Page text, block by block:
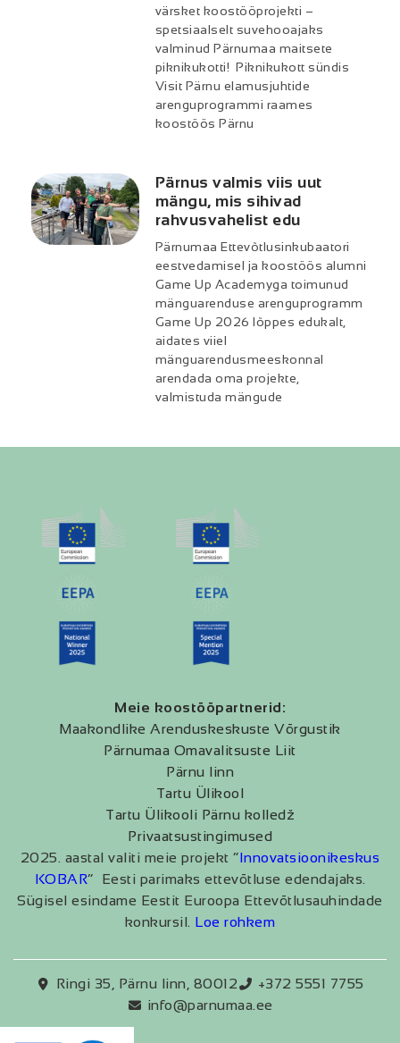
värsket koostööprojekti –
spetsiaalselt suvehooajaks
valminud Pärnumaa maitsete
piknikukotti! Piknikukott sündis
Visit Pärnu elamusjuhtide
arenguprogrammi raames
koostöös Pärnu
Pärnus valmis viis uut
mängu, mis sihivad
rahvusvahelist edu
Pärnumaa Ettevõtlusinkubaatori
eestvedamisel ja koostöös alumni
Game Up Academyga toimunud
mänguarenduse arenguprogramm
Game Up 2026 lõppes edukalt,
aidates viiel
mänguarendusmeeskonnal
arendada oma projekte,
valmistuda mängude
Meie koostööpartnerid:
Maakondlike Arenduskeskuste Võrgustik
Pärnumaa Omavalitsuste Liit
Pärnu linn
Tartu Ülikool
Tartu Ülikooli Pärnu kolledž
Privaatsustingimused
2025. aastal valiti meie projekt “Innovatsioonikeskus
KOBAR” Eesti parimaks ettevõtluse edendajaks.
Sügisel esindame Eestit Euroopa Ettevõtlusauhindade
konkursil. Loe rohkem
Ringi 35, Pärnu linn, 80012
+372 5551 7755
info@parnumaa.ee